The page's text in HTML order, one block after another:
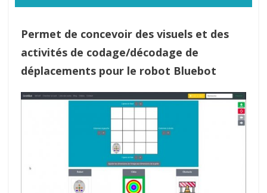
Permet de concevoir des visuels et des
activités de codage/décodage de
déplacements pour le robot Bluebot